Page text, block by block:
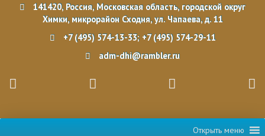
141420, Россия, Московская область, городской округ
Химки, микрорайон Сходня, ул. Чапаева, д. 11
+7 (495) 574-13-33; +7 (495) 574-29-11
adm-dhi@rambler.ru
Открыть меню